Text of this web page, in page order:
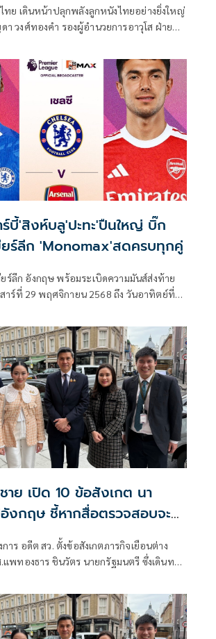
ไทย เดินหน้าปลุกพลังลูกหนังไทยอย่างยิ่งใหญ่
า วงศ์ทองคำ รองผู้อำนวยการอาวุโส ฝ่าย
อลท็อตแน่ม ฮ็อตสเปอร์ (Tottenham
ข่งขัน AIA THAILAND CHAMPIONSHIP
ต์ฟุตบอล 5 คน (5-a-side Football
อเฟ้นหาสุดยอดทีมตัวแทนประเทศไทย เข้า
ดับนานาชาติในรายการ AIA CHAMPIONSHIP
อน ประเทศอังกฤษ
บี้'สิงห์บลู'ปะทะ'ปืนใหญ่ บิ๊ก
ร์ลีก 'Monomax'สดครบทุกคู่
ร์ลีก อังกฤษ พร้อมระเบิดความมันส์ส่งท้าย
สาร์ที่ 29 พฤศจิกายน 2568 ถึง วันอาทิตย์ที่
กได้ว่าแฟนบอลต้องไม่พลาดแม้แต่นาทีเดียว
ร้อมถ่ายทอดสดครบทุกคู่และบางคู่ผ่านหน้า
ย เปิด 10 ข้อสังเกต นา
งกฤษ ชี้หากสื่อตรวจสอบจะ
าร อดีต สว. ตั้งข้อสังเกตภารกิจเยือนต่าง
แพทองธาร ชินวัตร นายกรัฐมนตรี ซึ่งเดินทาง